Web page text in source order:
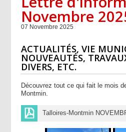
Novembre
07 Novembre 2025
ACTUALITÉS, VIE
NOUVEAUTÉS,
DIVERS, ETC.
Découvrez tout ce qui fait le mois
Montmin.
Talloires-Montmin